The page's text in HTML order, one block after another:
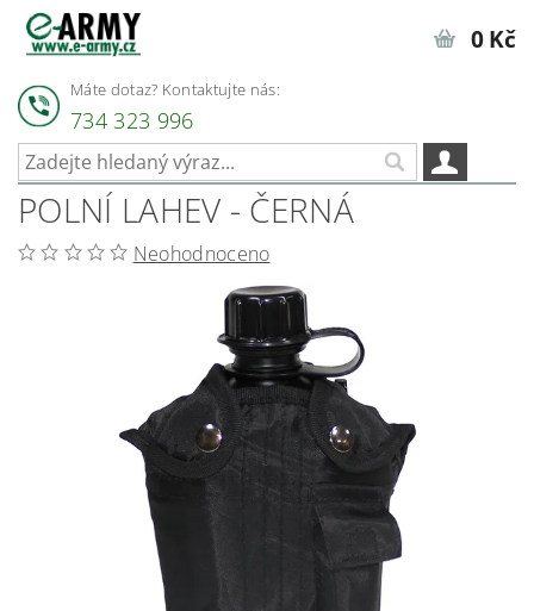
Máte dotaz? Kontaktujte nás:
734 323 996
0 Kč
POLNÍ LAHEV - ČERNÁ
Neohodnoceno